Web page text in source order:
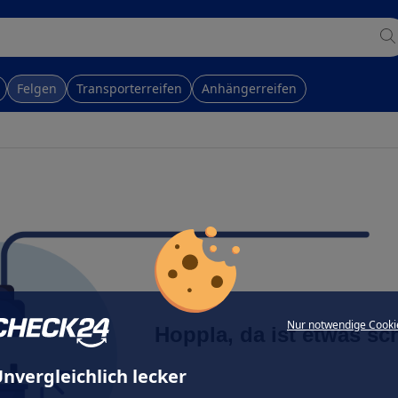
Nur notwendige
lecker
Felgen Transporterreifen Anhängerreifen
Hoppla, da ist etwas